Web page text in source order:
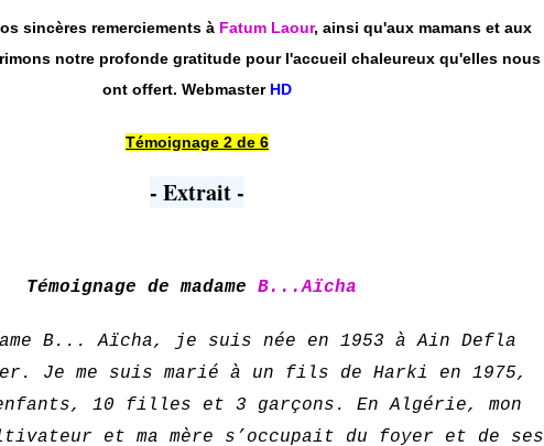
sincères remerciements à Fatum Laour, ainsi qu'aux mamans et aux
notre profonde gratitude pour l'accueil chaleureux qu'elles nous
ont offert. Webmaster HD
Témoignage 2 de 6
- Extrait -
Témoignage de madame B...Aïcha
B... Aïcha, je suis née en 1953 à Ain Defla
Je me suis marié à un fils de Harki en 1975,
10 filles et 3 garçons. En Algérie, mon
et ma mère s’occupait du foyer et de ses